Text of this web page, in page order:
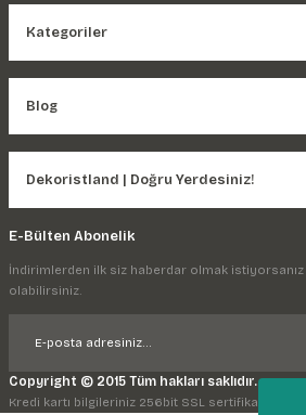
Kategoriler
Blog
Dekoristland | Doğru Yerdesiniz!
E-Bülten Abonelik
İndirimlerden ilk siz haberdar olmak
olabilirsiniz.
Copyright © 2015 Tüm hakları saklıdır.
Kredi kartı bilgileriniz 256bit SSL sertifikası ile